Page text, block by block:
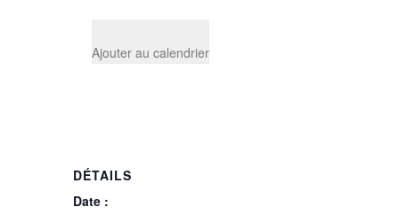
Ajouter au calendrier
DÉTAILS
Date :